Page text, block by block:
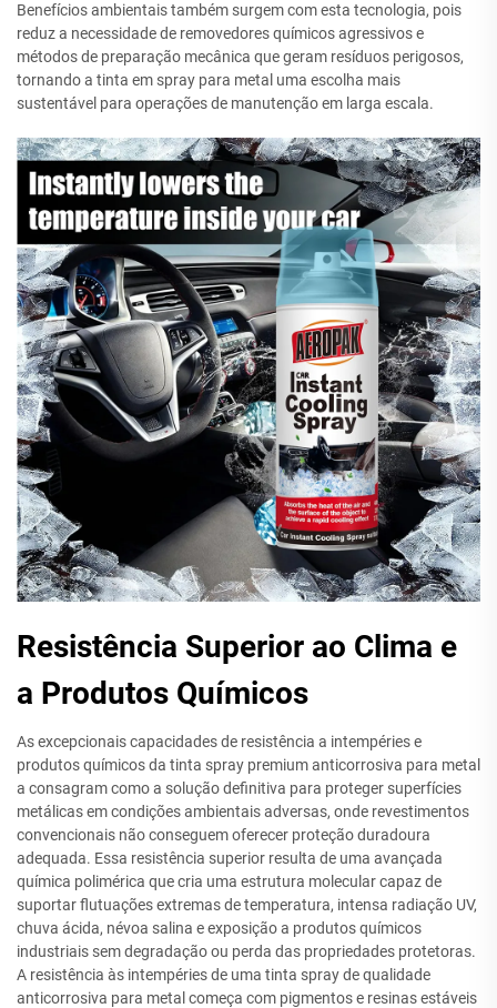
Benefícios ambientais também surgem com esta tecnologia, pois
reduz a necessidade de removedores químicos agressivos e
métodos de preparação mecânica que geram resíduos perigosos,
tornando a tinta em spray para metal uma escolha mais
sustentável para operações de manutenção em larga escala.
Resistência Superior ao Clima e
a Produtos Químicos
As excepcionais capacidades de resistência a intempéries e
produtos químicos da tinta spray premium anticorrosiva para metal
a consagram como a solução definitiva para proteger superfícies
metálicas em condições ambientais adversas, onde revestimentos
convencionais não conseguem oferecer proteção duradoura
adequada. Essa resistência superior resulta de uma avançada
química polimérica que cria uma estrutura molecular capaz de
suportar flutuações extremas de temperatura, intensa radiação UV,
chuva ácida, névoa salina e exposição a produtos químicos
industriais sem degradação ou perda das propriedades protetoras.
A resistência às intempéries de uma tinta spray de qualidade
anticorrosiva para metal começa com pigmentos e resinas estáveis